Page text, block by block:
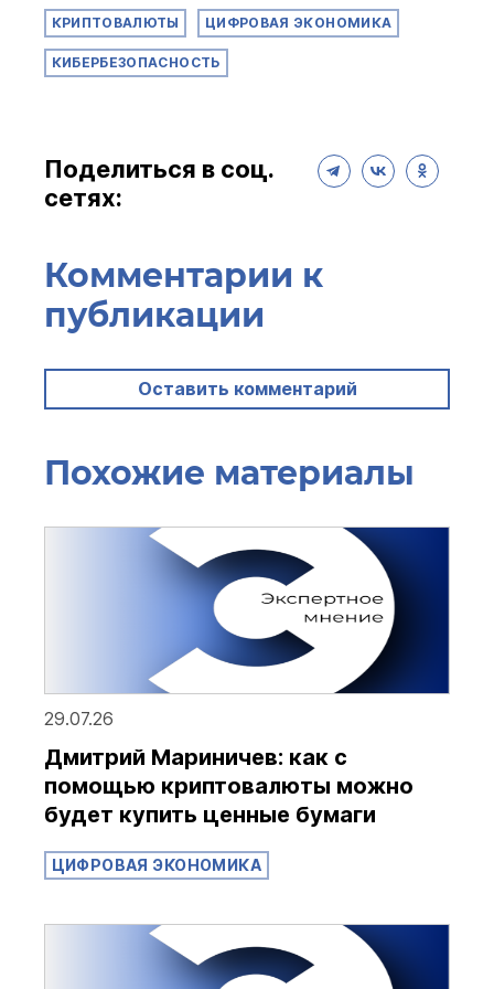
КРИПТОВАЛЮТЫ ЦИФРОВАЯ ЭКОНОМИКА
КИБЕРБЕЗОПАСНОСТЬ
Поделиться в соц.
сетях:
Комментарии к
публикации
Оставить комментарий
Похожие материалы
29.07.26
Дмитрий Мариничев: как с
помощью криптовалюты можно
будет купить ценные бумаги
ЦИФРОВАЯ ЭКОНОМИКА